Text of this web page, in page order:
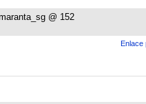
@ 152
Enlace